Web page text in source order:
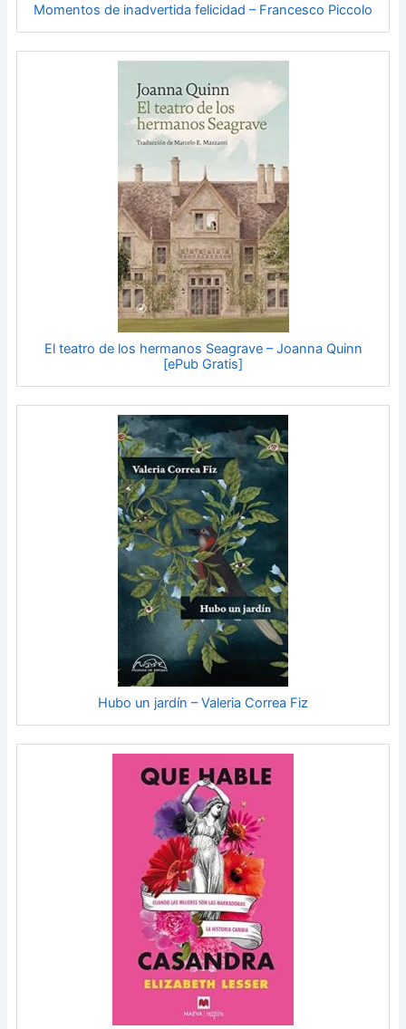
Momentos de inadvertida felicidad – Francesco Piccolo
El teatro de los hermanos Seagrave – Joanna Quinn
[ePub Gratis]
Hubo un jardín – Valeria Correa Fiz